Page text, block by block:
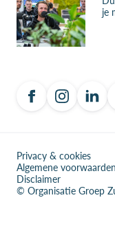
je
Privacy & cookies
Algemene voorwaarden
Disclaimer
© Organisatie Groep